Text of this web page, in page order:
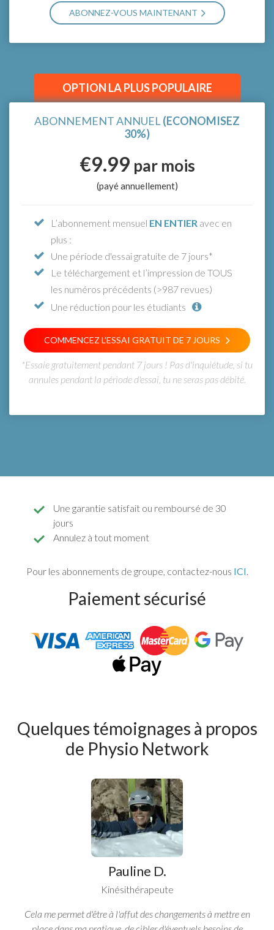
ABONNEZ-VOUS MAINTENANT
OPTION LA PLUS POPULAIRE
ABONNEMENT ANNUEL (ECONOMISEZ
30%)
€9.99 par mois
(payé annuellement)
L’abonnement mensuel EN ENTIER avec en
plus :
Une période d'essai gratuite de 7 jours*
Le téléchargement et l’impression de TOUS
les numéros précédents (>987 revues)
Une réduction pour les étudiants
COMMENCEZ L’ESSAI GRATUIT DE 7 JOURS
*Essaie gratuitement pendant 7 jours ! Pas d'inquiétude, si tu
annules pendant la période d'essai, tu ne seras pas débité.
SÉLECTIONNER LE NOMBRE D'UTILISATEURS
*Essaie gratuitement pendant 7 jours ! Pas d'inquiétude, si tu
Une garantie satisfait ou remboursé de 30
jours
Annulez à tout moment
Pour les abonnements de groupe, contactez-nous ICI.
Paiement sécurisé
Quelques témoignages à propos
de Physio Network
Pauline D.
Kinésithérapeute
Cela me permet d'être à l'affut des changements à mettre en